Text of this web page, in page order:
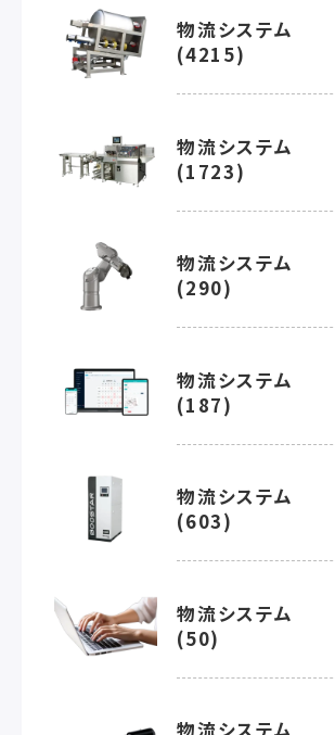
物流システム
(4215)
物流システム
(1723)
物流システム
(290)
物流システム
(187)
物流システム
(603)
物流システム
(50)
物流システム